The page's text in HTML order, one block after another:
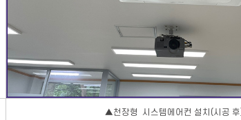
▲천장형 시스템에어컨 설치(시공